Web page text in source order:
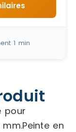
1 min
pour
en